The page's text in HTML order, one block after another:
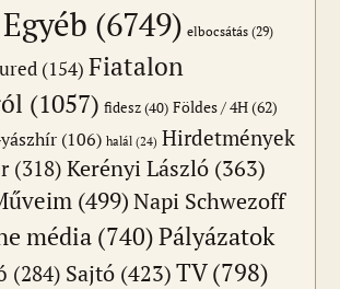
Egyéb (6749) elbocsátás (29)
(154) Fiatalon
(1057) fidesz(40) Földes / 4H(62)
(106) halál (24) Hirdetmények
(318) Kerényi László (363)
(499)Napi Schwezoff
média (740)Pályázatok
(284) Sajtó (423)TV(798)